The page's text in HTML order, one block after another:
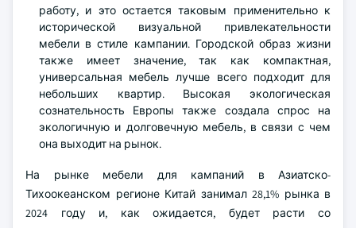
работу, и это остается таковым применительно к
исторической визуальной привлекательности
мебели в стиле кампании. Городской образ жизни
также имеет значение, так как компактная,
универсальная мебель лучше всего подходит для
небольших квартир. Высокая экологическая
сознательность Европы также создала спрос на
экологичную и долговечную мебель, в связи с чем
она выходит на рынок.
На рынке мебели для кампаний в Азиатско-
Тихоокеанском регионе Китай занимал 28,1% рынка в
2024 году и, как ожидается, будет расти со